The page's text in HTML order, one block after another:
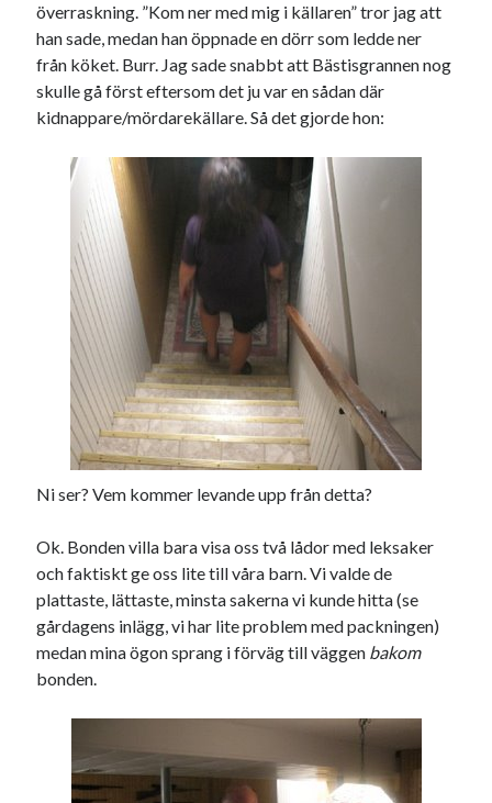
överraskning. ”Kom ner med mig i källaren” tror jag att
han sade, medan han öppnade en dörr som ledde ner
från köket. Burr. Jag sade snabbt att Bästisgrannen nog
skulle gå först eftersom det ju var en sådan där
kidnappare/mördarekällare. Så det gjorde hon:
Ni ser? Vem kommer levande upp från detta?
Ok. Bonden villa bara visa oss två lådor med leksaker
och faktiskt ge oss lite till våra barn. Vi valde de
plattaste, lättaste, minsta sakerna vi kunde hitta (se
gårdagens inlägg, vi har lite problem med packningen)
medan mina ögon sprang i förväg till väggen bakom
bonden.